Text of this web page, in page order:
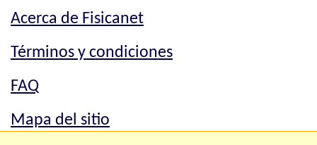
Acerca de Fisicanet
Términos y condiciones
FAQ
Mapa del sitio